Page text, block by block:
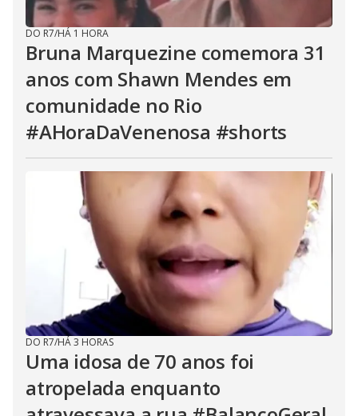
DO R7/HÁ 1 HORA
Bruna Marquezine comemora 31
anos com Shawn Mendes em
comunidade no Rio
#AHoraDaVenenosa #shorts
DO R7/HÁ 3 HORAS
Uma idosa de 70 anos foi
atropelada enquanto